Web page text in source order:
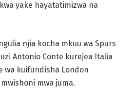
yake hayatatimizwa na
njia kocha mkuu wa Spurs
Antonio Conte kurejea Italia
wa kuifundisha London
mwa juma.